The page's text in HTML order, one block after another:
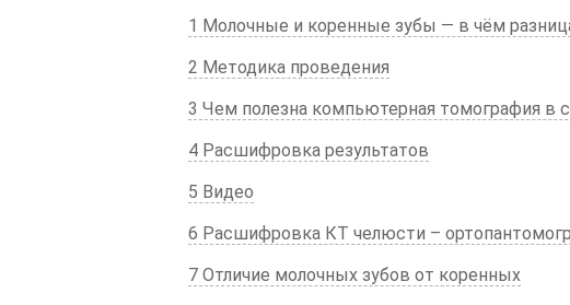
1 Молочные и коренные зубы — в чём
2 Методика проведения
3 Чем полезна компьютерная томография в
4 Расшифровка результатов
5 Видео
6 Расшифровка КТ челюсти –
7 Отличие молочных зубов от коренных